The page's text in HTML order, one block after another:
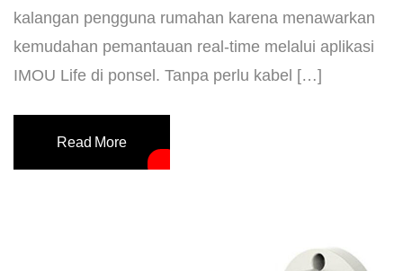
kalangan pengguna rumahan karena menawarkan
kemudahan pemantauan real-time melalui aplikasi
IMOU Life di ponsel. Tanpa perlu kabel […]
Read More